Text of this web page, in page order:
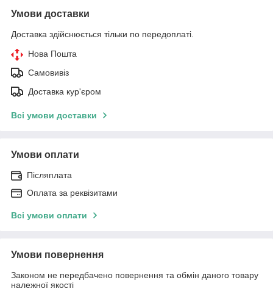
Умови доставки
Доставка здійснюється тільки по передоплаті.
Нова Пошта
Самовивіз
Доставка кур'єром
Всі умови доставки
Умови оплати
Післяплата
Оплата за реквізитами
Всі умови оплати
Умови повернення
Законом не передбачено повернення та обмін даного товару
належної якості